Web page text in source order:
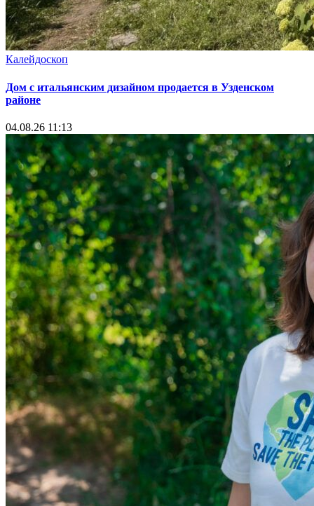
Калейдоскоп
Дом с итальянским дизайном продается в Узденском
районе
04.08.26 11:13